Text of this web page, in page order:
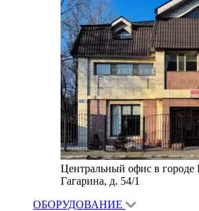
Центральный офис в городе
Гагарина, д. 54/1
ОБОРУДОВАНИЕ